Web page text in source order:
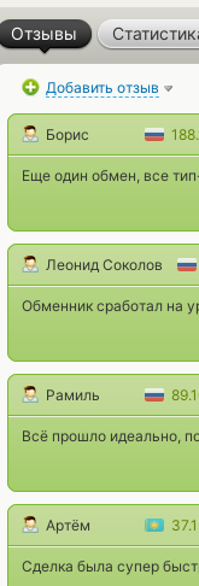
Отзывы
Добавить отзыв
Борис
Еще один обмен, все
Леонид Соколов
Обменник сработал на
Рамиль
Всё прошло идеально,
Артём
Сделка была супер